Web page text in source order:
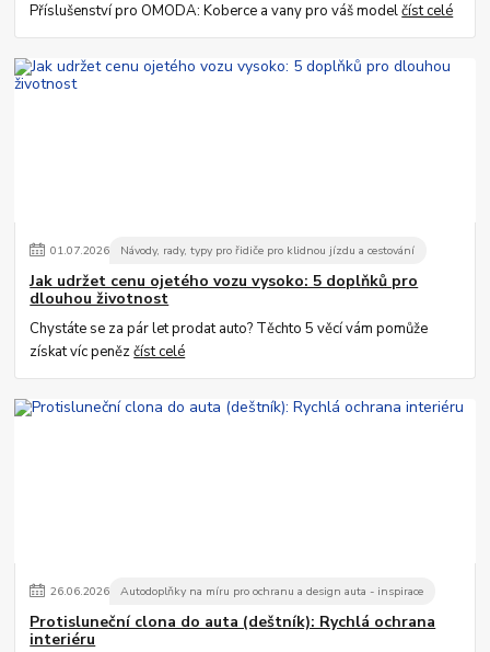
Příslušenství pro OMODA: Koberce a vany pro váš modelčíst celé
01.07.2026 Návody, rady, typy pro řidiče pro klidnou jízdu a cestování
Jak udržet cenu ojetého vozu vysoko: 5 doplňků pro
dlouhou životnost
Chystáte se za pár let prodat auto? Těchto 5 věcí vám pomůže
získat víc penězčíst celé
26.06.2026 Autodoplňky na míru pro ochranu a design auta - inspirace
Protisluneční clona do auta (deštník): Rychlá ochrana
interiéru